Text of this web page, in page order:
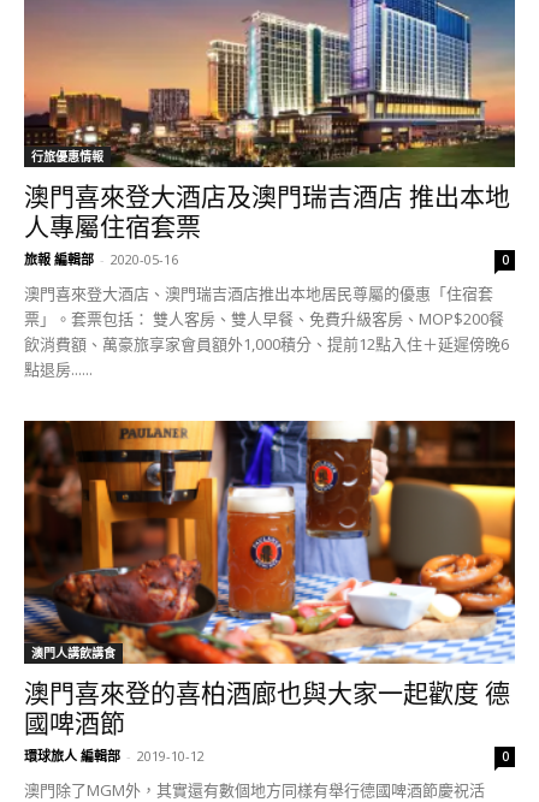
行旅優惠情報
澳門喜來登大酒店及澳門瑞吉酒店 推出本地
人專屬住宿套票
旅報 編輯部 - 2020-05-16 0
澳門喜來登大酒店、澳門瑞吉酒店推出本地居民尊屬的優惠「住宿套
票」。套票包括： 雙人客房、雙人早餐、免費升級客房、MOP$200餐
飲消費額、萬豪旅享家會員額外1,000積分、提前12點入住＋延遲傍晚6
點退房......
澳門人講飲講食
澳門喜來登的喜柏酒廊也與大家一起歡度 德
國啤酒節
環球旅人 編輯部 - 2019-10-12 0
澳門除了MGM外，其實還有數個地方同樣有舉行德國啤酒節慶祝活